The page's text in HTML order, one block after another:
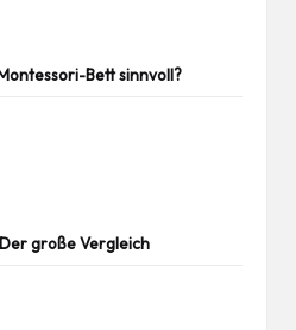
Bett sinnvoll?
große Vergleich